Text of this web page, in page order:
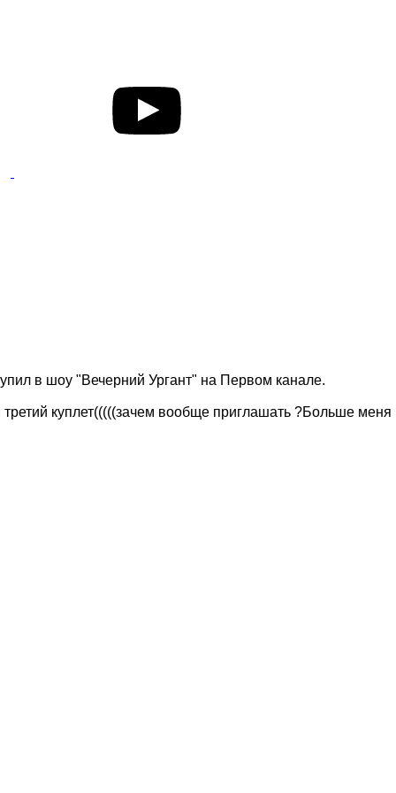
в шоу "Вечерний Ургант" на Первом канале.
куплет(((((зачем вообще приглашать ?Больше меня